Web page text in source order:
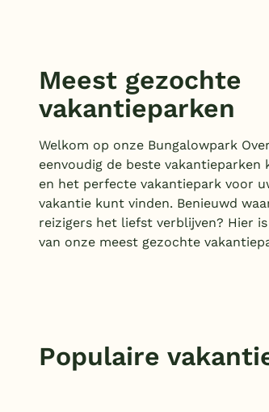
Meest gezochte
vakantieparken
Welkom op onze Bungalowpark
eenvoudig de beste vakantieparken
en het perfecte vakantiepark voor
vakantie kunt vinden. Benieuwd
reizigers het liefst verblijven? Hier
van onze meest gezochte
Populaire